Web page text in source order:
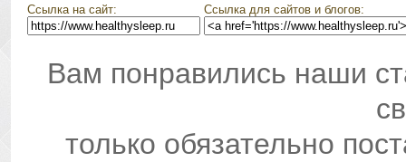
Ссылка на сайт: Ссылка для сайтов и блогов:
Вам понравились наши
только обязательно